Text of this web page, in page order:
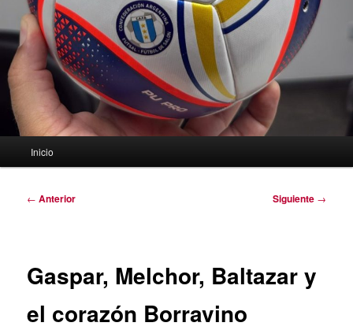
Inicio
Navegación
← Anterior Siguiente →
Gaspar, Melchor, Baltazar y
el corazón Borravino